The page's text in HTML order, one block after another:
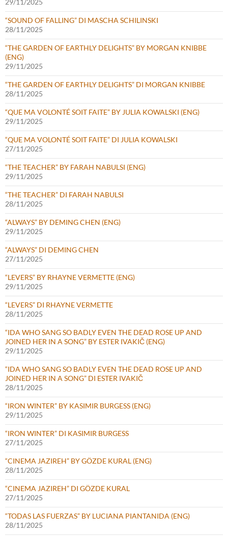
“SOUND OF FALLING” DI MASCHA SCHILINSKI
28/11/2025
“THE GARDEN OF EARTHLY DELIGHTS” BY MORGAN KNIBBE
(ENG)
29/11/2025
“THE GARDEN OF EARTHLY DELIGHTS” DI MORGAN KNIBBE
28/11/2025
“QUE MA VOLONTÉ SOIT FAITE” BY JULIA KOWALSKI (ENG)
29/11/2025
“QUE MA VOLONTÉ SOIT FAITE” DI JULIA KOWALSKI
27/11/2025
“THE TEACHER” BY FARAH NABULSI (ENG)
29/11/2025
“THE TEACHER” DI FARAH NABULSI
28/11/2025
“ALWAYS” BY DEMING CHEN (ENG)
29/11/2025
“ALWAYS” DI DEMING CHEN
27/11/2025
“LEVERS” BY RHAYNE VERMETTE (ENG)
29/11/2025
“LEVERS” DI RHAYNE VERMETTE
28/11/2025
“IDA WHO SANG SO BADLY EVEN THE DEAD ROSE UP AND
JOINED HER IN A SONG” BY ESTER IVAKIČ (ENG)
29/11/2025
“IDA WHO SANG SO BADLY EVEN THE DEAD ROSE UP AND
JOINED HER IN A SONG” DI ESTER IVAKIČ
28/11/2025
“IRON WINTER” BY KASIMIR BURGESS (ENG)
29/11/2025
“IRON WINTER” DI KASIMIR BURGESS
27/11/2025
“CINEMA JAZIREH” BY GÖZDE KURAL (ENG)
28/11/2025
“CINEMA JAZIREH” DI GÖZDE KURAL
27/11/2025
“TODAS LAS FUERZAS” BY LUCIANA PIANTANIDA (ENG)
28/11/2025